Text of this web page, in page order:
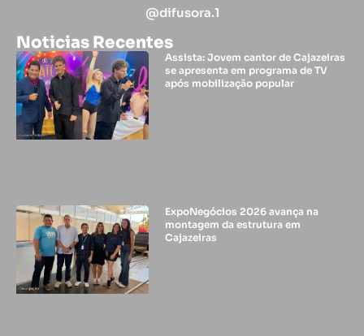
@difusora.1
Noticias Recentes
Assista: Jovem cantor de Cajazeiras
se apresenta em programa de TV
após mobilização popular
ExpoNegócios 2026 avança na
montagem da estrutura em
Cajazeiras